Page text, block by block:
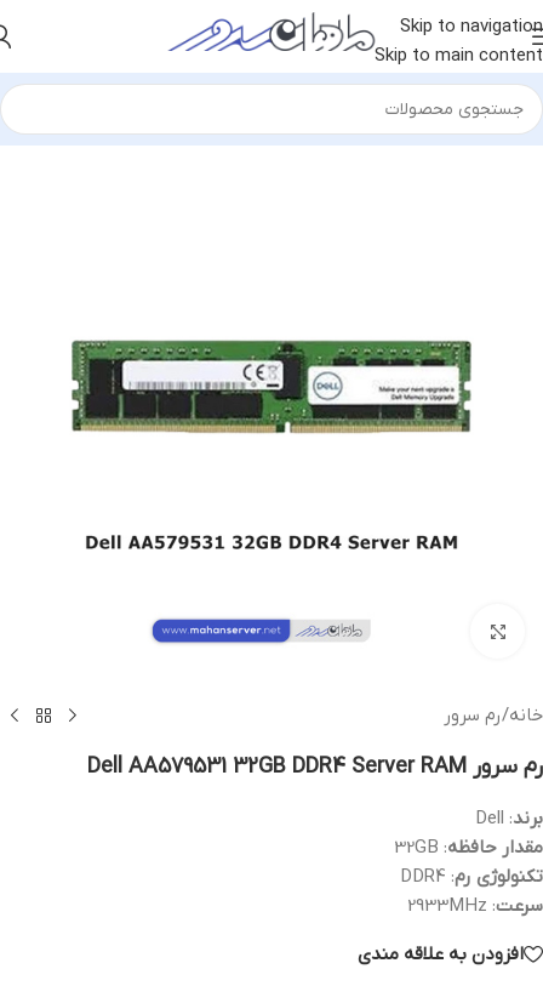
Skip to navigation
Skip to main content
بزرگنمایی تصویر
خانه/رم سرور
رم سرور Dell AA579531 32GB DDR4 Server RAM
برند: Dell
مقدار حافظه: 32GB
تکنولوژی رم: DDR4
سرعت: 2933MHz
افزودن به علاقه مندی